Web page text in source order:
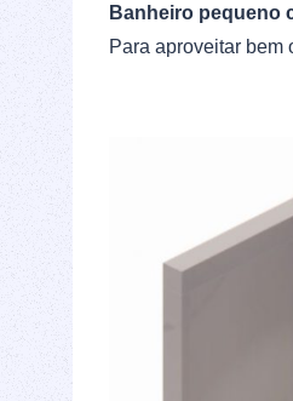
Banheiro pequeno
Para aproveitar bem